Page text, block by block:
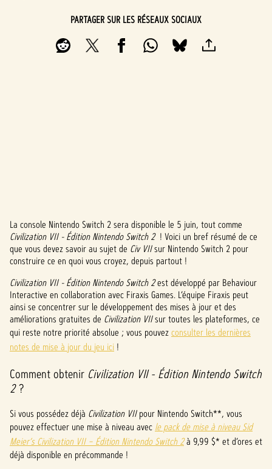
PARTAGER SUR LES RÉSEAUX SOCIAUX
A
c
c
e
p
t
&
l
a
y
La console Nintendo Switch 2 sera disponible le 5 juin, tout comme
Civilization VII - Édition Nintendo Switch 2 ! Voici un bref résumé de ce
que vous devez savoir au sujet de Civ VIIsur Nintendo Switch 2 pour
construire ce en quoi vous croyez, depuis partout !
Civilization VII - Édition Nintendo Switch 2est développé par Behaviour
Interactive en collaboration avec Firaxis Games. L’équipe Firaxis peut
ainsi se concentrer sur le développement des mises à jour et des
améliorations gratuites de Civilization VIIsur toutes les plateformes, ce
qui reste notre priorité absolue ; vous pouvezconsulter les dernières
notes de mise à jour du jeu ici !
Comment obtenir Civilization VII - Édition Nintendo Switch
2?
Si vous possédez déjà Civilization VIIpour Nintendo Switch**, vous
pouvez effectuer une mise à niveau avec le pack de mise à niveau Sid
Meier’s Civilization VII – Édition Nintendo Switch 2à 9,99 $* et d’ores et
déjà disponible en précommande !